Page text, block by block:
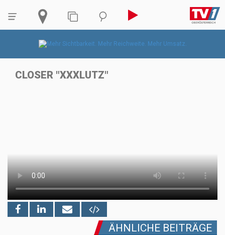
CLOSER "XXXLUTZ"
ÄHNLICHE BEITRÄGE